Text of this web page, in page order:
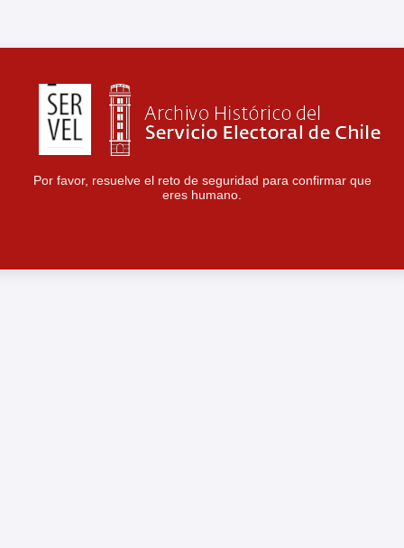
Por favor, resuelve el reto de seguridad para confirmar que
eres humano.